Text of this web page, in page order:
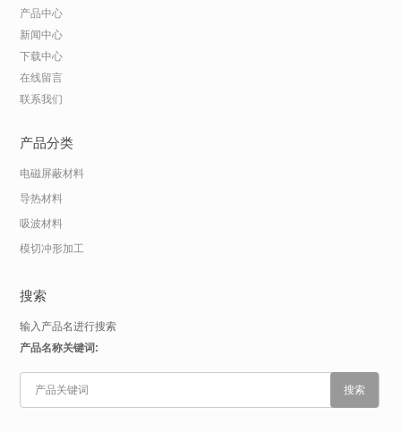
产品中心
新闻中心
下载中心
在线留言
联系我们
产品分类
电磁屏蔽材料
导热材料
吸波材料
模切冲形加工
搜索
输入产品名进行搜索
产品名称关键词: